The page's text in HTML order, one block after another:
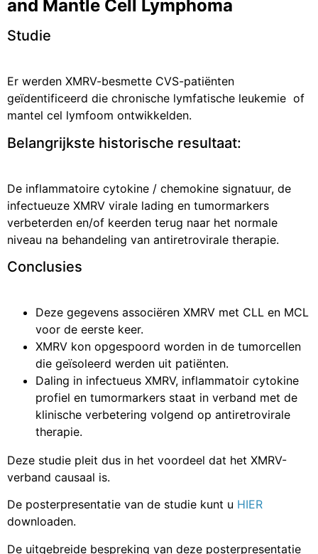
and Mantle Cell Lymphoma
Studie
Er werden XMRV-besmette CVS-patiënten
geïdentificeerd die chronische lymfatische leukemie of
mantel cel lymfoom ontwikkelden.
Belangrijkste historische resultaat:
De inflammatoire cytokine / chemokine signatuur, de
infectueuze XMRV virale lading en tumormarkers
verbeterden en/of keerden terug naar het normale
niveau na behandeling van antiretrovirale therapie.
Conclusies
Deze gegevens associëren XMRV met CLL en MCL
voor de eerste keer.
XMRV kon opgespoord worden in de tumorcellen
die geïsoleerd werden uit patiënten.
Daling in infectueus XMRV, inflammatoir cytokine
profiel en tumormarkers staat in verband met de
klinische verbetering volgend op antiretrovirale
therapie.
Deze studie pleit dus in het voordeel dat het XMRV-
verband causaal is.
De posterpresentatie van de studie kunt u HIER
downloaden.
De uitgebreide bespreking van deze posterpresentatie